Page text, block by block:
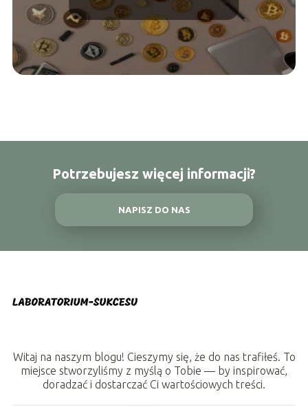
kryptowaluty
Potrzebujesz więcej informacji?
NAPISZ DO NAS
Witaj na naszym blogu! Cieszymy się, że do nas trafiłeś. To
miejsce stworzyliśmy z myślą o Tobie — by inspirować,
doradzać i dostarczać Ci wartościowych treści.